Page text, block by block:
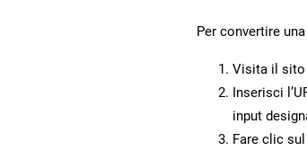
Per convertire
Visita il sito
Inserisci
input
Fare clic